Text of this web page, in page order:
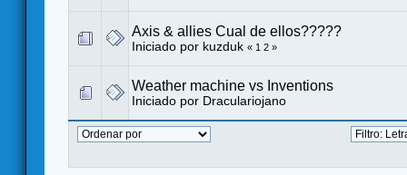
Axis & allies Cual de ellos?????
Iniciado por kuzduk « 1 2 »
Weather machine vs Inventions
Iniciado por Draculariojano